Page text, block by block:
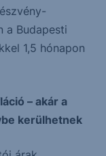
a Budapesti
1,5 hónapon
– akár a
kerülhetnek